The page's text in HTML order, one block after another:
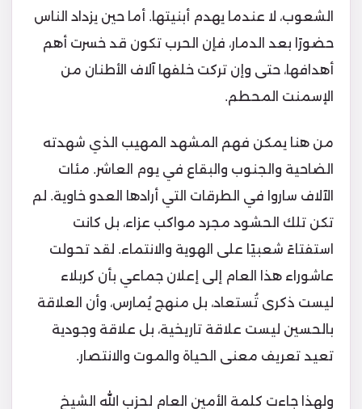
الشعوب، لا عندما يهدم أبنيتها. أما حين يزداد الناس
حضورًا بعد الدمار، فإن الحرب تكون قد خسرت أهم
أهدافها، حتى وإن تركت خلفها آلاف الأطنان من
الإسمنت المحطم.
من هنا يمكن فهم المشهد المهيب الذي شهدته
الضاحية والجنوب والبقاع في يوم العاشر. مئات
الآلاف ساروا في الطرقات التي أرادها العدو خاوية. لم
تكن تلك الحشود مجرد مواكب عزاء، بل كانت
استفتاءً شعبيًا على الهوية والانتماء. لقد تحولت
عاشوراء هذا العام إلى إعلان جماعي بأن كربلاء
ليست ذكرى تُستعاد، بل منهج يُمارس، وأن العلاقة
بالحسين ليست علاقة تاريخية، بل علاقة وجودية
تعيد تعريف معنى الحياة والموت والانتصار.
ولهذا جاءت كلمة الأمين العام لحزب الله الشيخ